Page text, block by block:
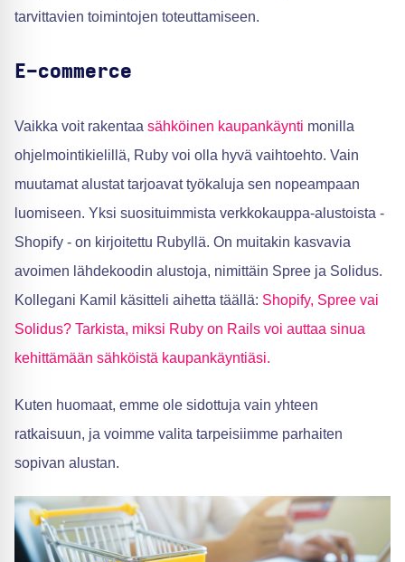
tarvittavien toimintojen toteuttamiseen.
E-commerce
Vaikka voit rakentaa sähköinen kaupankäynti monilla
ohjelmointikielillä, Ruby voi olla hyvä vaihtoehto. Vain
muutamat alustat tarjoavat työkaluja sen nopeampaan
luomiseen. Yksi suosituimmista verkkokauppa-alustoista -
Shopify - on kirjoitettu Rubyllä. On muitakin kasvavia
avoimen lähdekoodin alustoja, nimittäin Spree ja Solidus.
Kollegani Kamil käsitteli aihetta täällä: Shopify, Spree vai
Solidus? Tarkista, miksi Ruby on Rails voi auttaa sinua
kehittämään sähköistä kaupankäyntiäsi.
Kuten huomaat, emme ole sidottuja vain yhteen
ratkaisuun, ja voimme valita tarpeisiimme parhaiten
sopivan alustan.